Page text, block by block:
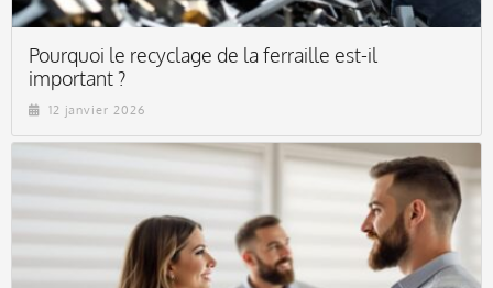
Pourquoi le recyclage de la ferraille est-il
important ?
12 janvier 2026